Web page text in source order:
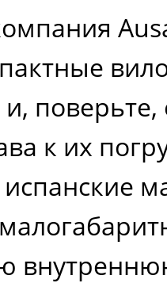
к их
испанские